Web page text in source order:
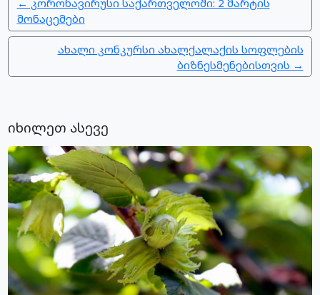
← კორონავირუსი საქართველოში: 2 მარტის
მონაცემები
ახალი კონკურსი ახალქალაქის სოფლების
ბიზნესმენებისთვის →
იხილეთ ასევე